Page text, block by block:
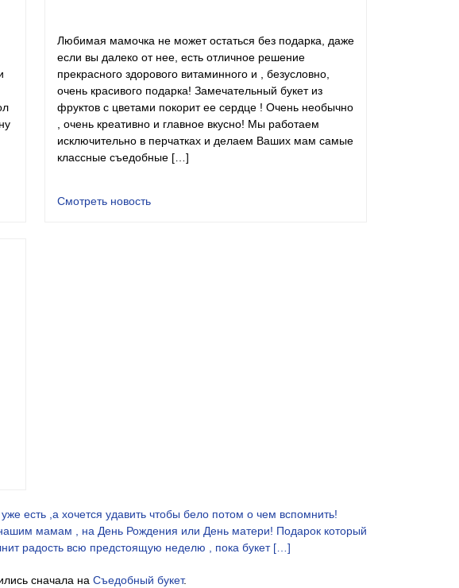
Любимая мамочка не может остаться без подарка, даже
если вы далеко от нее, есть отличное решение
прекрасного здорового витаминного и , безусловно,
очень красивого подарка! Замечательный букет из
фруктов с цветами покорит ее сердце ! Очень необычно
, очень креативно и главное вкусно! Мы работаем
исключительно в перчатках и делаем Ваших мам самые
классные съедобные […]
Смотреть новость
есть ,а хочется удавить чтобы бело потом о чем вспомнить!
мамам , на День Рождения или День матери! Подарок который
радость всю предстоящую неделю , пока букет […]
сначала наСъедобный букет.